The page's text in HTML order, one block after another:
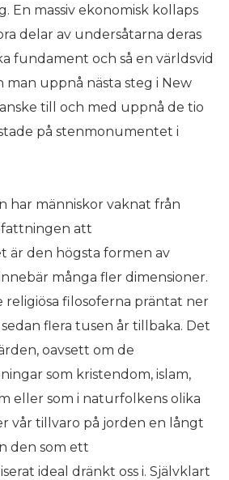
En massiv ekonomisk kollaps
delar av undersåtarna deras
fundament och så en världsvid
man uppnå nästa steg i New
till och med uppnå de tio
på stenmonumentet i
har människor vaknat från
att
är den högsta formen av
många fler dimensioner.
religiösa filosoferna präntat ner
flera tusen år tillbaka. Det
oavsett om de
som kristendom, islam,
eller som i naturfolkens olika
vår tillvaro på jorden en långt
den som ett
ideal dränkt oss i. Självklart